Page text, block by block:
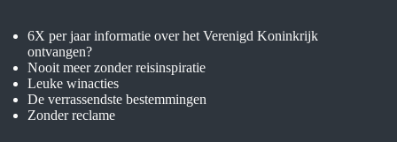
6X per jaar informatie over het Verenigd Koninkrijk
ontvangen?
Nooit meer zonder reisinspiratie
Leuke winacties
De verrassendste bestemmingen
Zonder reclame